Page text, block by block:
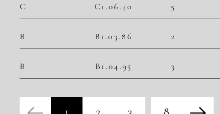
C C1.06.40 5
B B1.03.86 2
B B1.04.95 3